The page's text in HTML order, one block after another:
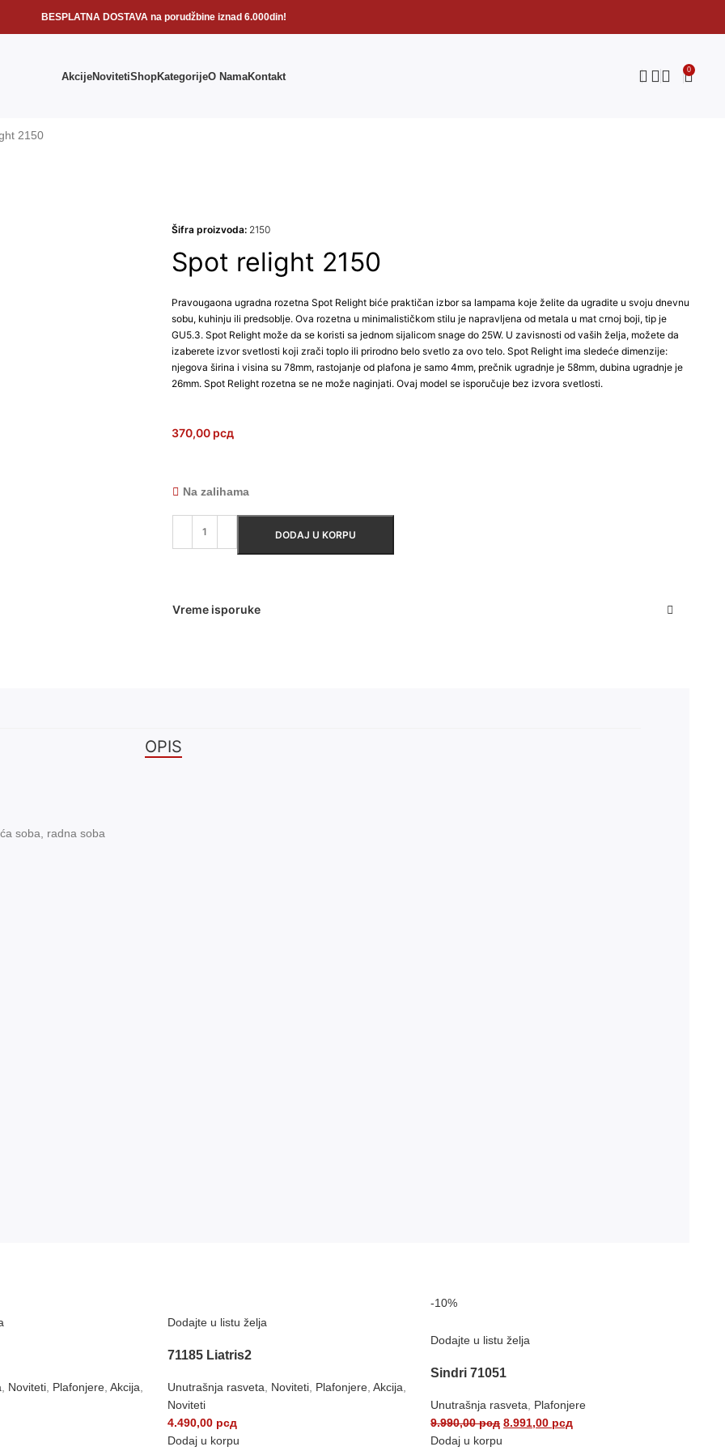
BESPLATNA DOSTAVA na porudžbine iznad 6.000din!
AkcijeNovitetiShopKategorijeO NamaKontakt
0
2150
Šifra proizvoda: 2150
Spot relight 2150
Pravougaona ugradna rozetna Spot Relight biće praktičan izbor sa lampama koje želite da ugradite u svoju dnevnu
sobu, kuhinju ili predsoblje. Ova rozetna u minimalističkom stilu je napravljena od metala u mat crnoj boji, tip je
GU5.3. Spot Relight može da se koristi sa jednom sijalicom snage do 25W. U zavisnosti od vaših želja, možete da
izaberete izvor svetlosti koji zrači toplo ili prirodno belo svetlo za ovo telo. Spot Relight ima sledeće dimenzije:
njegova širina i visina su 78mm, rastojanje od plafona je samo 4mm, prečnik ugradnje je 58mm, dubina ugradnje je
26mm. Spot Relight rozetna se ne može naginjati. Ovaj model se isporučuje bez izvora svetlosti.
370,00 рсд
Na zalihama
DODAJ U KORPU
Vreme isporuke
OPIS
soba, radna soba
, Noviteti, Plafonjere, Akcija,
Dodajte u listu želja
71185 Liatris2
Unutrašnja rasveta, Noviteti, Plafonjere, Akcija,
Noviteti
4.490,00 рсд
Dodaj u korpu
-10%
Dodajte u listu želja
Sindri 71051
Unutrašnja rasveta, Plafonjere
9.990,00рсд 8.991,00 рсд
Dodaj u korpu